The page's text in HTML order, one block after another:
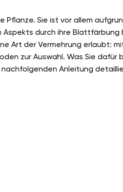
Pflanze. Sie ist vor allem
durch ihre Blattfärbung
Art der Vermehrung erlaubt:
zur Auswahl. Was Sie dafür
Anleitung